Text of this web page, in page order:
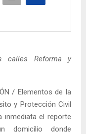
calles Reforma y
/ Elementos de la
y Protección Civil
inmediata el reporte
donde